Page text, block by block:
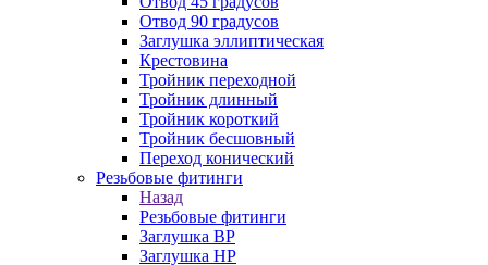
Отвод 90 градусов
Заглушка эллиптическая
Крестовина
Тройник переходной
Тройник длинный
Тройник короткий
Тройник бесшовный
Переход конический
Резьбовые фитинги
Назад
Резьбовые фитинги
Заглушка ВР
Заглушка НР